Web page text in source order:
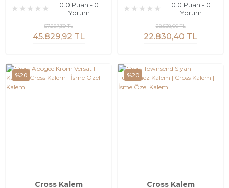
0.0 Puan - 0
Yorum
45.829,92 TL
57.287,39 TL
0.0 Puan - 0
Yorum
22.830,40 TL
28.538,00 TL
%20
Cross Kalem
%20
Cross Kalem